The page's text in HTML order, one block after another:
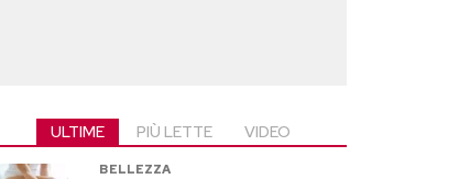
ULTIME PIÙ LETTE VIDEO
BELLEZZA